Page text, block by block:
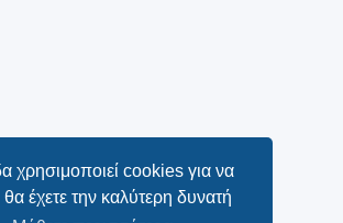
χρησιμοποιεί cookies για να
θα έχετε την καλύτερη δυνατή